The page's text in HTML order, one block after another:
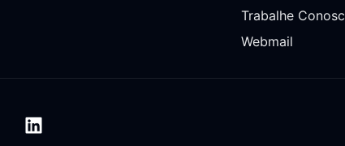
Trabalhe
Webmail